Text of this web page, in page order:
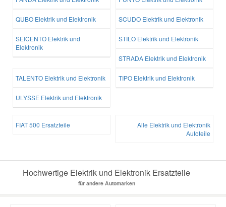
QUBO Elektrik und Elektronik SCUDO Elektrik und Elektronik
SEICENTO Elektrik und
Elektronik
STILO Elektrik und Elektronik
STRADA Elektrik und Elektronik
TALENTO Elektrik und Elektronik TIPO Elektrik und Elektronik
ULYSSE Elektrik und Elektronik
FIAT 500 Ersatzteile
Alle Elektrik und Elektronik
Autoteile
Hochwertige Elektrik und Elektronik Ersatzteile
für andere Automarken